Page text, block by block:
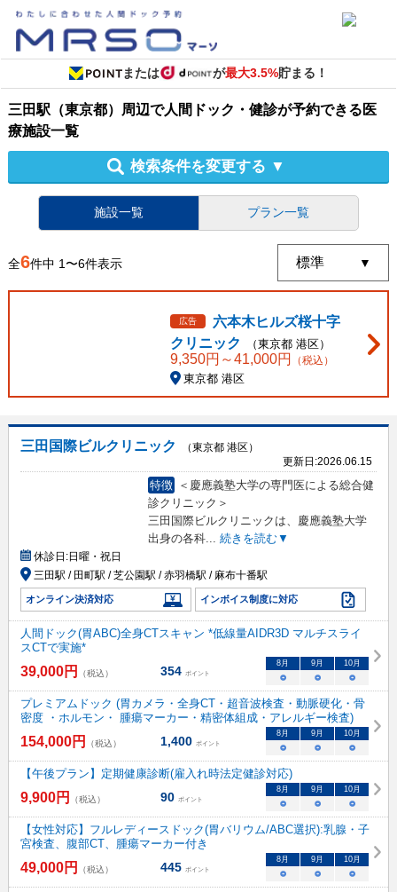
または が最大3.5%貯まる！
三田駅（東京都）周辺で人間ドック・健診が予約できる医
療施設一覧
検索条件を変更する ▼
施設一覧 プラン一覧
全6件中 1〜6件表示
広告
六本木ヒルズ桜十字
クリニック
（東京都 港区）
9,350円～41,000円 （税込）
東京都 港区
三田国際ビルクリニック
（東京都 港区）
更新日:2026.06.15
特徴
＜慶應義塾大学の専門医による総合健
診クリニック＞
三田国際ビルクリニックは、慶應義塾大学
出身の各科... 続きを読む▼
休診日:日曜・祝日
三田駅 / 田町駅 / 芝公園駅 / 赤羽橋駅 / 麻布十番駅
オンライン決済対応 インボイス制度に対応
人間ドック(胃ABC)全身CTスキャン *低線量AIDR3D マルチスライ
スCTで実施*
39,000円 （税込） 354 ポイント
8月 9月 10月
○ ○ ○
プレミアムドック (胃カメラ・全身CT・超音波検査・動脈硬化・骨
密度 ・ホルモン・ 腫瘍マーカー・精密体組成・アレルギー検査)
154,000円 （税込） 1,400 ポイント
8月 9月 10月
○ ○ ○
【午後プラン】定期健康診断(雇入れ時法定健診対応)
9,900円 （税込） 90 ポイント
8月 9月 10月
○ ○ ○
【女性対応】フルレディースドック(胃バリウム/ABC選択):乳腺・子
宮検査、腹部CT、腫瘍マーカー付き
49,000円 （税込） 445 ポイント
8月 9月 10月
○ ○ ○